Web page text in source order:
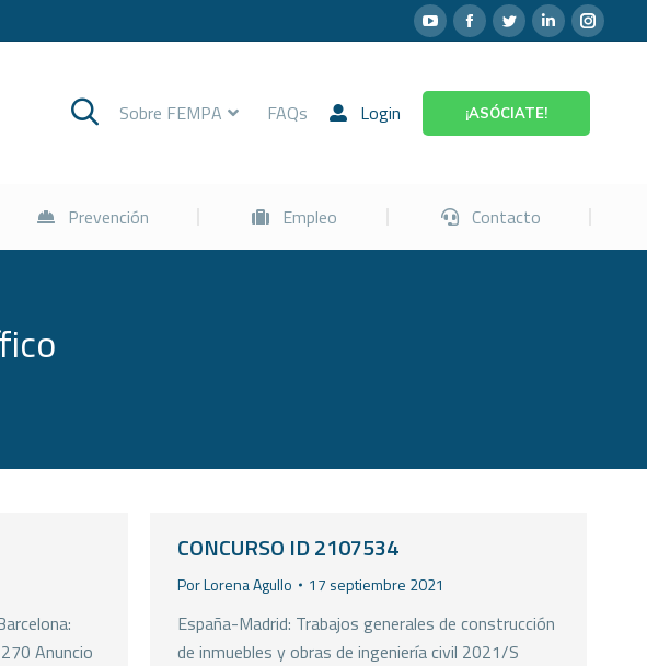
Sobre FEMPA FAQs Login ¡ASÓCIATE!
Prevención Empleo Contacto
Anuncio
CONCURSO ID 2107534
PorLorena Agullo 17 septiembre 2021
España-Madrid: Trabajos generales de construcción
de inmuebles y obras de ingeniería civil 2021/S
Prevención Empleo Contacto